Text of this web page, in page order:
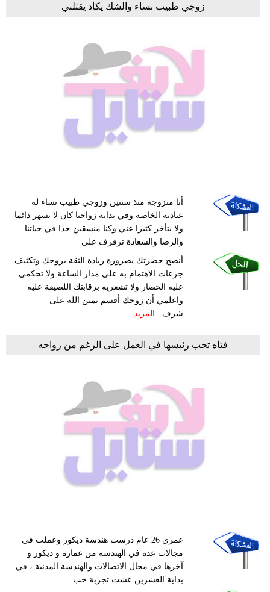
زوجي طبيب نساء والشك يكاد يقتلني
أنا متزوجة منذ سنتين وزوجي طبيب نساء له
عيادته الخاصة وفي بداية زواجنا كان لا يسهر دائما
ولا يتأخر كثيرا عني وكنا منسقين جدا في حياتنا
والرضا والسعادة ترفرف على
أنصح حضرتك بضرورة زيادة الثقة بزوجك وتكثيف
جرعات الاهتمام به على مدار الساعة ولا تحكمي
عليه الحصار ولا تشعريه برقابتك اللصيقة عليه
واعلمي أن زوجك أقسم يمين الله على
شرف... المزيد
فتاه تحب رئيسها في العمل على الرغم من زواجه
عمري 26 عام درست هندسة ديكور وعملت في
مجالات عدة في الهندسة من عمارة و ديكور و
آخرها في مجال الاتصالات والهندسة المدنية ، في
بداية العشرين عشت تجربة حب